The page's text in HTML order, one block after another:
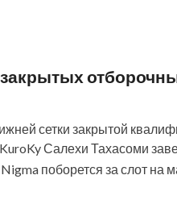
сетки закрытой
Салехи Тахасоми
поборется за слот на